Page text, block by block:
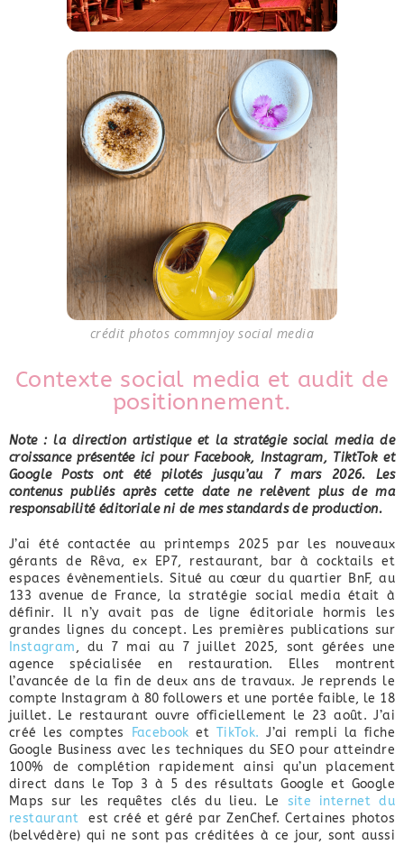
crédit photos commnjoy social media
Contexte social media et audit de
positionnement.
Note : la direction artistique et la stratégie social media de
croissance présentée ici pour Facebook, Instagram, TiktTok et
Google Posts ont été pilotés jusqu’au 7 mars 2026. Les
contenus publiés après cette date ne relèvent plus de ma
responsabilité éditoriale ni de mes standards de production.
J’ai été contactée au printemps 2025 par les nouveaux
gérants de Rêva, ex EP7, restaurant, bar à cocktails et
espaces évènementiels. Situé au cœur du quartier BnF, au
133 avenue de France, la stratégie social media était à
définir. Il n’y avait pas de ligne éditoriale hormis les
grandes lignes du concept. Les premières publications sur
Instagram, du 7 mai au 7 juillet 2025, sont gérées une
agence spécialisée en restauration. Elles montrent
l’avancée de la fin de deux ans de travaux. Je reprends le
compte Instagram à 80 followers et une portée faible, le 18
juillet. Le restaurant ouvre officiellement le 23 août. J’ai
créé les comptes
Facebook et TikTok. J’ai rempli la fiche
Google Business avec les techniques du SEO pour atteindre
100% de complétion rapidement ainsi qu’un placement
direct dans le Top 3 à 5 des résultats Google et Google
Maps sur les requêtes clés du lieu. Le site internet du
restaurant est créé et géré par ZenChef. Certaines photos
(belvédère) qui ne sont pas créditées à ce jour, sont aussi